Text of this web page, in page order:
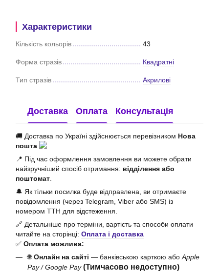
Характеристики
Кількість кольорів 43
Форма стразів Квадратні
Тип стразів Акрилові
Доставка Оплата Консультація
🚚 Доставка по Україні здійснюється перевізником Нова
пошта
📍 Під час оформлення замовлення ви можете обрати
найзручніший спосіб отримання: відділення або
поштомат
🔔 Як тільки посилка буде відправлена, ви отримаєте
повідомлення (через Telegram, Viber або SMS) із
номером ТТН для відстеження.
🔗 Детальніше про терміни, вартість та способи оплати
читайте на сторінці: Оплата і доставка
✅ Оплата можлива:
🌐Онлайн на сайті — банківською карткою або Apple
Pay / Google Pay (Тимчасово недоступно)